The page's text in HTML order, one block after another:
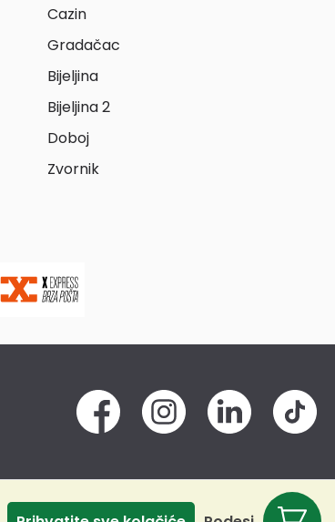
Cazin
Gradačac
Bijeljina
Bijeljina 2
Doboj
Zvornik